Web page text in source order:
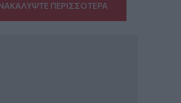
ΠΕΡΙΣΣΟΤΕΡΑ